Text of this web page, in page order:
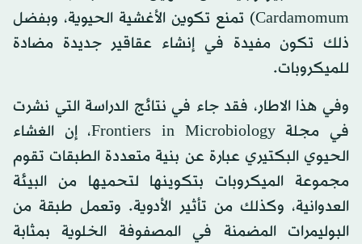
Cardamomum) تمنع تكوين الأغشية الحيوية، وبفضل
ذلك تكون مفيدة في إنشاء عقاقير جديدة مضادة
للميكروبات.
وفي هذا الاطار، فقد جاء في نتائج الدراسة التي نشرت
في مجلة Frontiers in Microbiology، إن الغشاء
الحيوي البكتيري عبارة عن بنية متعددة الطبقات تقوم
مجموعة الميكروبات بتكوينها لتحميها من البيئة
العدوانية، وكذلك من تأثير الأدوية. وتعمل طبقة من
البوليمرات المضمنة في المصفوفة الخلوية بمثابة